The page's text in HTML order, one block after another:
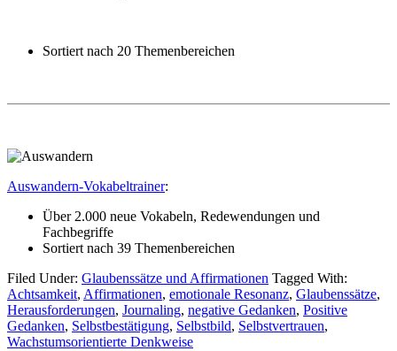
Sortiert nach 20 Themenbereichen
Auswandern-Vokabeltrainer:
Über 2.000 neue Vokabeln, Redewendungen und
Fachbegriffe
Sortiert nach 39 Themenbereichen
Filed Under: Glaubenssätze und Affirmationen Tagged With:
Achtsamkeit, Affirmationen, emotionale Resonanz, Glaubenssätze,
Herausforderungen, Journaling, negative Gedanken, Positive
Gedanken, Selbstbestätigung, Selbstbild, Selbstvertrauen,
Wachstumsorientierte Denkweise